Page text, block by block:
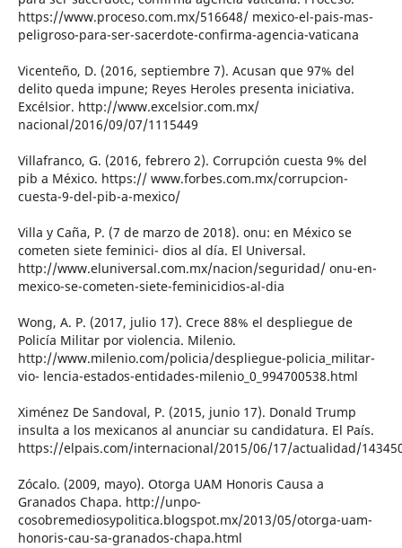
https://www.proceso.com.mx/516648/ mexico-el-pais-mas-
peligroso-para-ser-sacerdote-confirma-agencia-vaticana
Vicenteño, D. (2016, septiembre 7). Acusan que 97% del
delito queda impune; Reyes Heroles presenta iniciativa.
Excélsior. http://www.excelsior.com.mx/
nacional/2016/09/07/1115449
Villafranco, G. (2016, febrero 2). Corrupción cuesta 9% del
pib a México. https:// www.forbes.com.mx/corrupcion-
cuesta-9-del-pib-a-mexico/
Villa y Caña, P. (7 de marzo de 2018). onu: en México se
cometen siete feminici- dios al día. El Universal.
http://www.eluniversal.com.mx/nacion/seguridad/ onu-en-
mexico-se-cometen-siete-feminicidios-al-dia
Wong, A. P. (2017, julio 17). Crece 88% el despliegue de
Policía Militar por violencia. Milenio.
http://www.milenio.com/policia/despliegue-policia_militar-
vio- lencia-estados-entidades-milenio_0_994700538.html
Ximénez De Sandoval, P. (2015, junio 17). Donald Trump
insulta a los mexicanos al anunciar su candidatura. El País.
https://elpais.com/internacional/2015/06/17/actualidad/
Zócalo. (2009, mayo). Otorga UAM Honoris Causa a
Granados Chapa. http://unpo-
cosobremediosypolitica.blogspot.mx/2013/05/otorga-uam-
honoris-cau-sa-granados-chapa.html